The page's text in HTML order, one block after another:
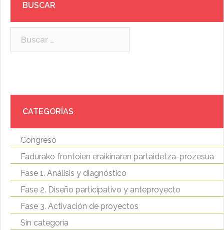
BUSCAR
CATEGORÍAS
Congreso
Fadurako frontoien eraikinaren partaidetza-prozesua
Fase 1. Análisis y diagnóstico
Fase 2. Diseño participativo y anteproyecto
Fase 3. Activación de proyectos
Sin categoría